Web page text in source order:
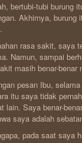
bertubi-tubi burung
Akhirnya, burung
rasa sakit, saya
Namun, sampai
masih benar-benar
pesan Ibu,
itu saya tidak
lain. Saya benar-
saya adalah
pada saat saya